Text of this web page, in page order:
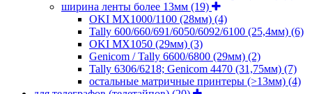
ширина ленты более 13мм (19)
OKI MX1000/1100 (28мм) (4)
Tally 600/660/691/6050/6092/6100 (25,4мм) (6)
OKI MX1050 (29мм) (3)
Genicom / Tally 6600/6800 (29мм) (2)
Tally 6306/6218; Genicom 4470 (31,75мм) (7)
остальные матричные принтеры (>13мм) (4)